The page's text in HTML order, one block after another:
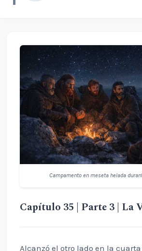
Campamento en meseta helada
Capítulo 35 | Parte 3 | La
Alcanzó el otro lado en la